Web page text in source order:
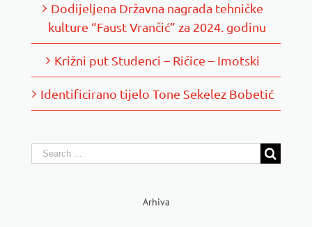
Dodijeljena Državna nagrada tehničke
kulture “Faust Vrančić” za 2024. godinu
Križni put Studenci – Ričice – Imotski
Identificirano tijelo Tone Sekelez Bobetić
Search
Arhiva